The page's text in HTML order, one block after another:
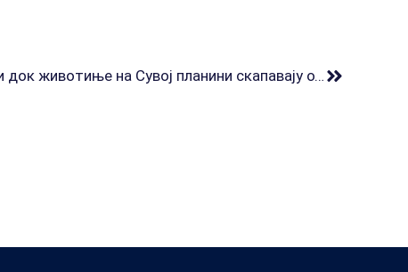
Јелисавчић: Нећемо ћутати док животиње на Сувој планини скапавају од жеђи